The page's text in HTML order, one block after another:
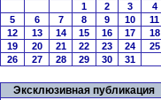
1 2 3
4
5
6 7 8 9 10
11
12
13 14 15 16 17
18
19
20 21 22 23 24
25
26
27 28 29 30 31
Эксклюзивная публикация